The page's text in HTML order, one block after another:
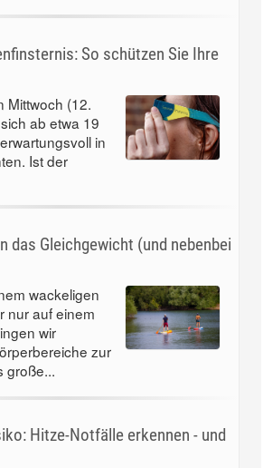
So schützen Sie Ihre
Mittwoch (12.
ab etwa 19
in
Ist der
das Gleichgewicht (und nebenbei
wackeligen
nur auf einem
wir
zur
große...
Hitze-Notfälle erkennen - und